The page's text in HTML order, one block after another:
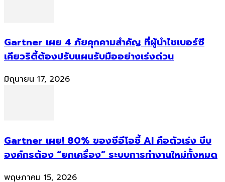
Gartner เผย 4 ภัยคุกคามสำคัญ ที่ผู้นำไซเบอร์ซี
เคียวริตี้ต้องปรับแผนรับมืออย่างเร่งด่วน
มิถุนายน 17, 2026
Gartner เผย! 80% ของซีอีโอชี้ AI คือตัวเร่ง บีบ
องค์กรต้อง “ยกเครื่อง” ระบบการทำงานใหม่ทั้งหมด
พฤษภาคม 15, 2026